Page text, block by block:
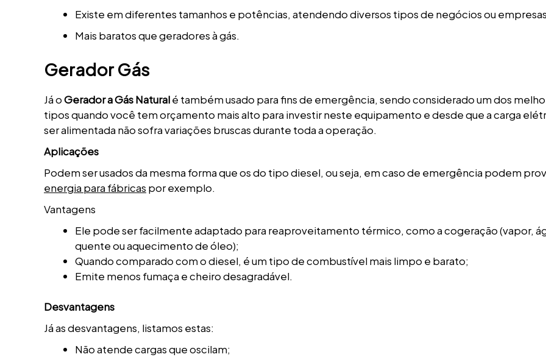
Existe em diferentes tamanhos e potências, atendendo diversos tipos de negócios ou
Mais baratos que geradores à gás.
Gerador Gás
Já oGerador a Gás Naturalé também usado para fins de emergência, sendo considerado um dos
tipos quando você tem orçamento mais alto para investir neste equipamento e desde que a carga
ser alimentada não sofra variações bruscas durante toda a operação.
Aplicações
Podem ser usados da mesma forma que os do tipo diesel, ou seja, em caso de emergência podem
energia para fábricas por exemplo.
Vantagens
Ele pode ser facilmente adaptado para reaproveitamento térmico, como a cogeração (vapor,
quente ou aquecimento de óleo);
Quando comparado com o diesel, é um tipo de combustível mais limpo e barato;
Emite menos fumaça e cheiro desagradável.
Desvantagens
Já as desvantagens, listamos estas:
Não atende cargas que oscilam;